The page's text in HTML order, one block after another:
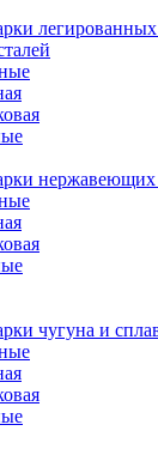
нержавеющих
чугуна и